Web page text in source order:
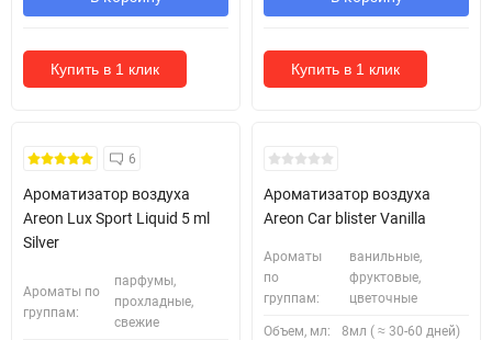
Купить в 1 клик Купить в 1 клик
6
Ароматизатор воздуха
Areon Lux Sport Liquid 5 ml
Silver
Ароматы по
группам:
парфумы,
прохладные,
свежие
Ароматизатор воздуха
Areon Car blister Vanilla
Ароматы
по
группам:
ванильные,
фруктовые,
цветочные
Объем, мл: 8мл ( ≈ 30-60 дней)